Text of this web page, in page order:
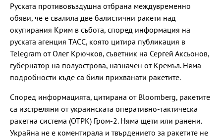
Руската противовъздушна отбрана междувременно
обяви, че е свалила две балистични ракети над
окупирания Крим в събота, според информация на
руската агенция ТАСС, която цитира публикация в
Telegram от Олег Крючков, съветник на Сергей Аксьонов,
губернатор на полуострова, назначен от Кремъл. Няма
подробности къде са били прихванати ракетите.
Според информацията, цитирана от Bloomberg, ракетите
са изстреляни от украинската оперативно-тактическа
ракетна система (ОТРК) Гром-2. Няма щети или ранени.
Украйна не е коментирала и твърдението за ракетите не